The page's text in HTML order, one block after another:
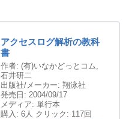
アクセスログ解析の教科
書
作者: (有)いなかどっとコム,
石井研二
出版社/メーカー: 翔泳社
発売日: 2004/09/17
メディア: 単行本
購入 : 6人 クリック : 117回